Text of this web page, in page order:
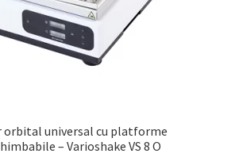
universal cu platforme
– Varioshake VS 8 O